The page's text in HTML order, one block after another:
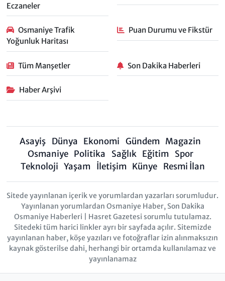
Eczaneler
Osmaniye Trafik
Yoğunluk Haritası
Puan Durumu ve Fikstür
Tüm Manşetler Son Dakika Haberleri
Haber Arşivi
Asayiş Dünya Ekonomi Gündem Magazin
Osmaniye Politika Sağlık Eğitim
Spor
Teknoloji Yaşam İletişim Künye Resmi İlan
Sitede yayınlanan içerik ve yorumlardan yazarları sorumludur.
Yayınlanan yorumlardan Osmaniye Haber, Son Dakika
Osmaniye Haberleri | Hasret Gazetesi sorumlu tutulamaz.
Sitedeki tüm harici linkler ayrı bir sayfada açılır. Sitemizde
yayınlanan haber, köşe yazıları ve fotoğraflar izin alınmaksızın
kaynak gösterilse dahi, herhangi bir ortamda kullanılamaz ve
yayınlanamaz